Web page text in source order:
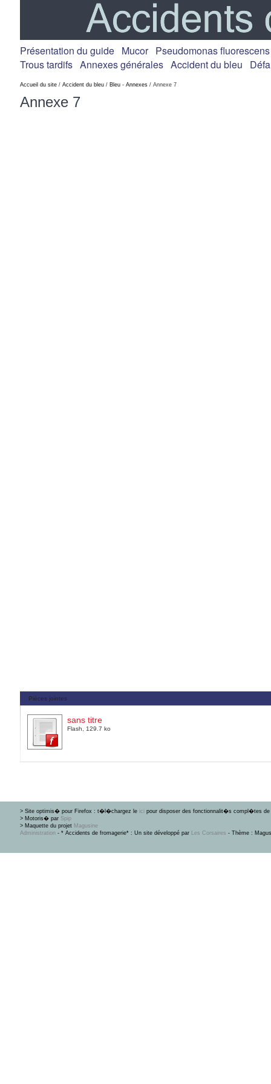
Présentation du guide Mucor Pseudomonas fluorescens
Trous tardifs Annexes générales Accident du bleu
Accueil du site / Accident du bleu / Bleu - Annexes / Annexe 7
Annexe 7
Pièces jointes
sans titre
Flash, 129.7 ko
> Site optimis� pour Firefox : t�l�chargez le ici pour disposer des fonctionnalit�s compl�tes de
> Motoris� par Spip
> Maquette du projet Magusine
Administration - * Accidents de fromagerie* : Un site développé par Les Corsaires - Thème :